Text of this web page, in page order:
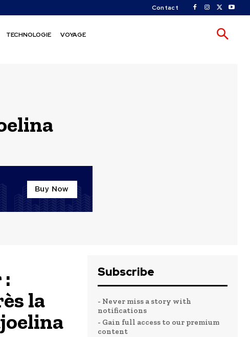
Contact
TECHNOLOGIE VOYAGE
la
Subscribe
- Never miss a story with
notifications
- Gain full access to our premium
content